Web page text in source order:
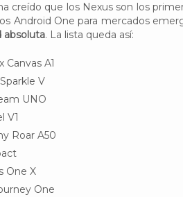
creído que los Nexus son los
Android One para mercados
absoluta. La lista queda así:
Canvas A1
V
UNO
V1
Roar A50
One X
One